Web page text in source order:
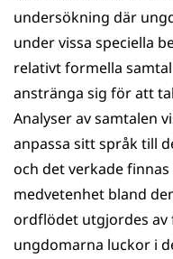
undersökning där
under vissa speciella
relativt formella
anstränga sig för att
Analyser av samtalen
anpassa sitt språk till
och det verkade
medvetenhet bland
ordflödet utgjordes av
ungdomarna luckor i